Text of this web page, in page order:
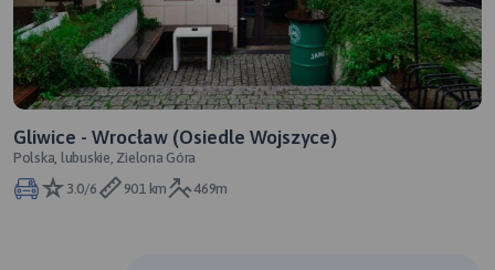
Gliwice - Wrocław (Osiedle Wojszyce)
Polska, lubuskie, Zielona Góra
3.0/6
901 km 469m